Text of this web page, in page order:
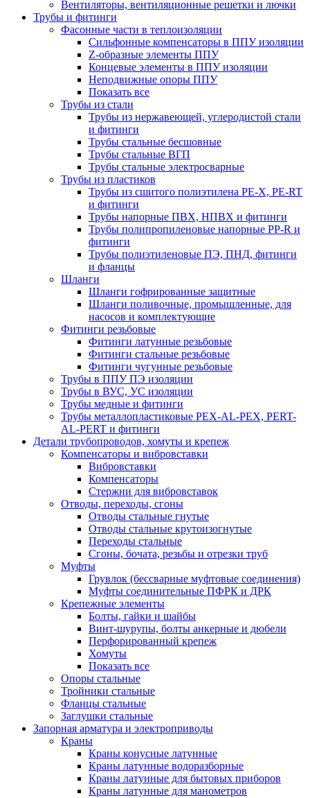
Вентиляторы, вентиляционные решетки и лючки
Трубы и фитинги
Фасонные части в теплоизоляции
Cильфонные компенсаторы в ППУ изоляции
Z-образные элементы ППУ
Концевые элементы в ППУ изоляции
Неподвижные опоры ППУ
Показать все
Трубы из стали
Трубы из нержавеющей, углеродистой стали
и фитинги
Трубы стальные бесшовные
Трубы стальные ВГП
Трубы стальные электросварные
Трубы из пластиков
Трубы из сшитого полиэтилена PE-X, PE-RT
и фитинги
Трубы напорные ПВХ, НПВХ и фитинги
Трубы полипропиленовые напорные PP-R и
фитинги
Трубы полиэтиленовые ПЭ, ПНД, фитинги
и фланцы
Шланги
Шланги гофрированные защитные
Шланги поливочные, промышленные, для
насосов и комплектующие
Фитинги резьбовые
Фитинги латунные резьбовые
Фитинги стальные резьбовые
Фитинги чугунные резьбовые
Трубы в ППУ ПЭ изоляции
Трубы в ВУС, УС изоляции
Трубы медные и фитинги
Трубы металлопластиковые PEX-AL-PEX, PERT-
AL-PERT и фитинги
Детали трубопроводов, хомуты и крепеж
Компенсаторы и вибровставки
Вибровставки
Компенсаторы
Стержни для вибровставок
Отводы, переходы, сгоны
Отводы стальные гнутые
Отводы стальные крутоизогнутые
Переходы стальные
Сгоны, бочата, резьбы и отрезки труб
Муфты
Грувлок (бессварные муфтовые соединения)
Муфты соединительные ПФРК и ДРК
Крепежные элементы
Болты, гайки и шайбы
Винт-шурупы, болты анкерные и дюбели
Перфорированный крепеж
Хомуты
Показать все
Опоры стальные
Тройники стальные
Фланцы стальные
Заглушки стальные
Запорная арматура и электроприводы
Краны
Краны конусные латунные
Краны латунные водоразборные
Краны латунные для бытовых приборов
Краны латунные для манометров